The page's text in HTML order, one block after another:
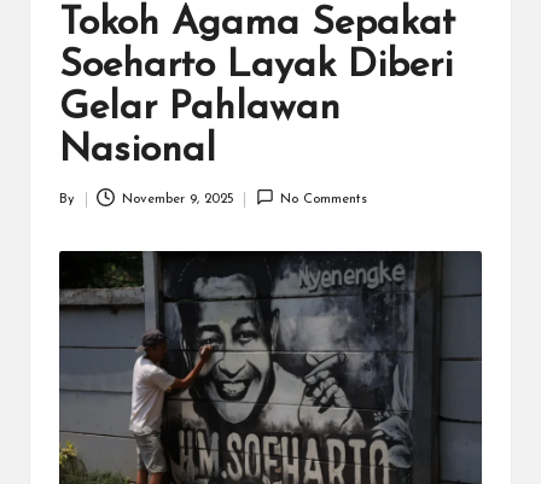
Tokoh Agama Sepakat
Soeharto Layak Diberi
Gelar Pahlawan
Nasional
Posted
By November 9, 2025 No Comments